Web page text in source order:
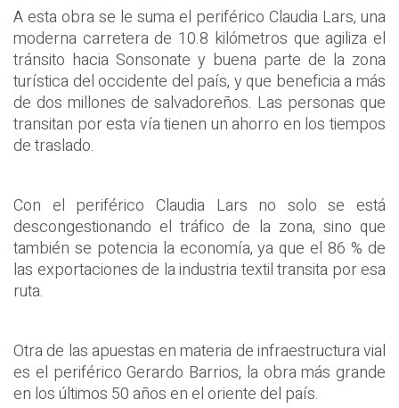
A esta obra se le suma el periférico Claudia Lars, una
moderna carretera de 10.8 kilómetros que agiliza el
tránsito hacia Sonsonate y buena parte de la zona
turística del occidente del país, y que beneficia a más
de dos millones de salvadoreños. Las personas que
transitan por esta vía tienen un ahorro en los tiempos
de traslado.
Con el periférico Claudia Lars no solo se está
descongestionando el tráfico de la zona, sino que
también se potencia la economía, ya que el 86 % de
las exportaciones de la industria textil transita por esa
ruta.
Otra de las apuestas en materia de infraestructura vial
es el periférico Gerardo Barrios, la obra más grande
en los últimos 50 años en el oriente del país.